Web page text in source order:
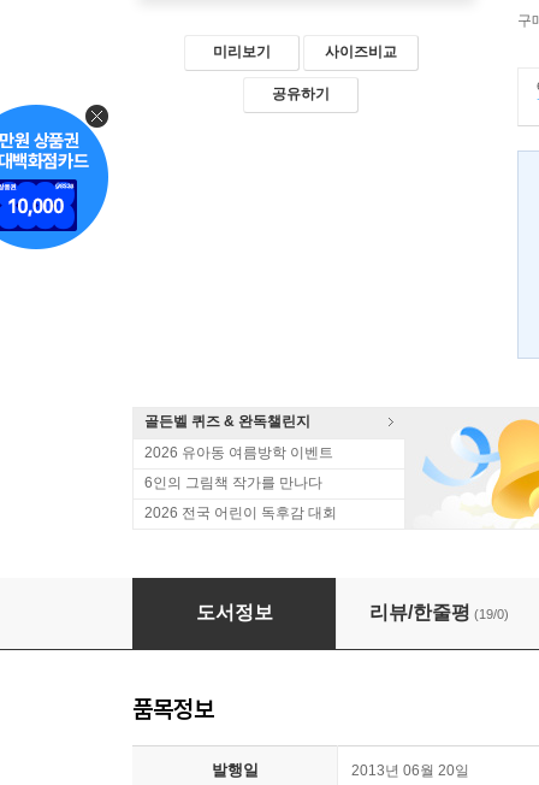
미리보기 사이즈비교
공유하기
구
골든벨 퀴즈 & 완독챌린지
2026 유아동 여름방학 이벤트
6인의 그림책 작가를 만나다
2026 전국 어린이 독후감 대회
모기소녀
도서정보 리뷰/한줄평 (19/0)
품목정보
발행일 2013년 06월 20일